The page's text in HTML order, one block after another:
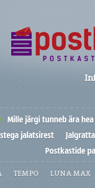
Mille järgi tunneb ära
jalatsirest
Postkastide
TEMPO LUNA MAX